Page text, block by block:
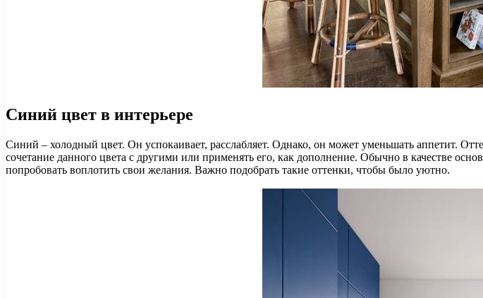
Синий цвет в интерьере
Синий – холодный цвет. Он успокаивает, расслабляет. Однако, он может уменьшать аппетит.
сочетание данного цвета с другими или применять его, как дополнение. Обычно в качестве
попробовать воплотить свои желания. Важно подобрать такие оттенки, чтобы было уютно.